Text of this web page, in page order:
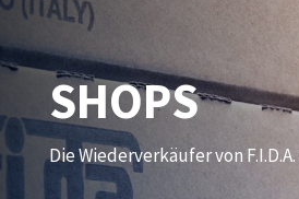
SHOPS
Die Wiederverkäufer von F.I.D.A.